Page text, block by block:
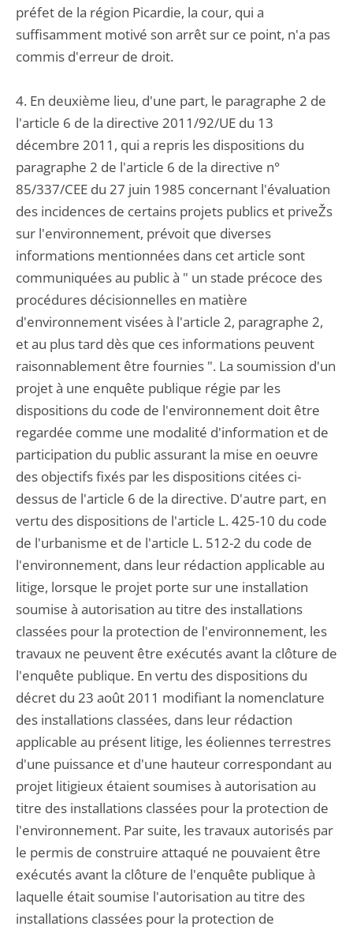
préfet de la région Picardie, la cour, qui a
suffisamment motivé son arrêt sur ce point, n'a pas
commis d'erreur de droit.
4. En deuxième lieu, d'une part, le paragraphe 2 de
l'article 6 de la directive 2011/92/UE du 13
décembre 2011, qui a repris les dispositions du
paragraphe 2 de l'article 6 de la directive n°
85/337/CEE du 27 juin 1985 concernant l'évaluation
des incidences de certains projets publics et priveŽs
sur l'environnement, prévoit que diverses
informations mentionnées dans cet article sont
communiquées au public à " un stade précoce des
procédures décisionnelles en matière
d'environnement visées à l'article 2, paragraphe 2,
et au plus tard dès que ces informations peuvent
raisonnablement être fournies ". La soumission d'un
projet à une enquête publique régie par les
dispositions du code de l'environnement doit être
regardée comme une modalité d'information et de
participation du public assurant la mise en oeuvre
des objectifs fixés par les dispositions citées ci-
dessus de l'article 6 de la directive. D'autre part, en
vertu des dispositions de l'article L. 425-10 du code
de l'urbanisme et de l'article L. 512-2 du code de
l'environnement, dans leur rédaction applicable au
litige, lorsque le projet porte sur une installation
soumise à autorisation au titre des installations
classées pour la protection de l'environnement, les
travaux ne peuvent être exécutés avant la clôture de
l'enquête publique. En vertu des dispositions du
décret du 23 août 2011 modifiant la nomenclature
des installations classées, dans leur rédaction
applicable au présent litige, les éoliennes terrestres
d'une puissance et d'une hauteur correspondant au
projet litigieux étaient soumises à autorisation au
titre des installations classées pour la protection de
l'environnement. Par suite, les travaux autorisés par
le permis de construire attaqué ne pouvaient être
exécutés avant la clôture de l'enquête publique à
laquelle était soumise l'autorisation au titre des
installations classées pour la protection de